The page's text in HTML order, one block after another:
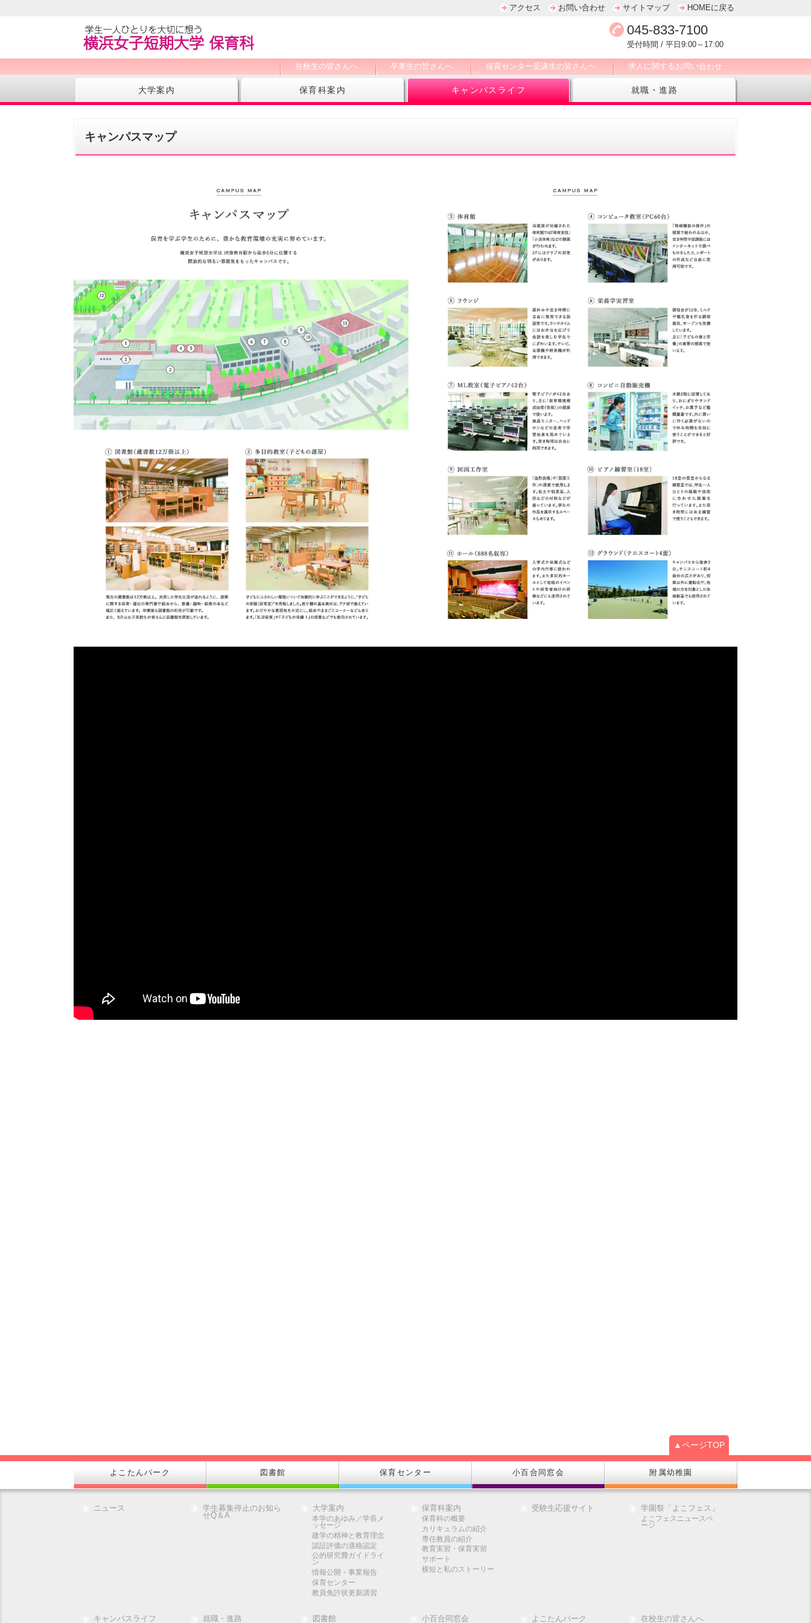
アクセス お問い合わせ サイトマップ HOMEに戻る
045-833-7100
受付時間 / 平日9:00～17:00
在校生の皆さんへ 卒業生の皆さんへ 保育センター受講生の皆さんへ 求人に関するお問い合わせ
大学案内 保育科案内 キャンパスライフ 就職・進路
キャンパスマップ
▲ページTOP
よこたんパーク 図書館 保育センター 小百合同窓会 附属幼稚園
ニュース
学生募集停止のお知ら
せQ＆A
大学案内
本学のあゆみ／学長メ
ッセージ
建学の精神と教育理念
認証評価の適格認定
公的研究費ガイドライ
ン
情報公開・事業報告
保育センター
教員免許状更新講習
保育科案内
保育科の概要
カリキュラムの紹介
専任教員の紹介
教育実習・保育実習
サポート
横短と私のストーリー
受験生応援サイト 学園祭「よこフェス」
よこフェスニュースペ
ージ
キャンパスライフ 就職・進路 図書館 小百合同窓会 よこたんパーク 在校生の皆さんへ